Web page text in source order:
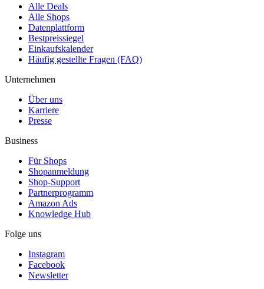
Alle Deals
Alle Shops
Datenplattform
Bestpreissiegel
Einkaufskalender
Häufig gestellte Fragen (FAQ)
Unternehmen
Über uns
Karriere
Presse
Business
Für Shops
Shopanmeldung
Shop-Support
Partnerprogramm
Amazon Ads
Knowledge Hub
Folge uns
Instagram
Facebook
Newsletter